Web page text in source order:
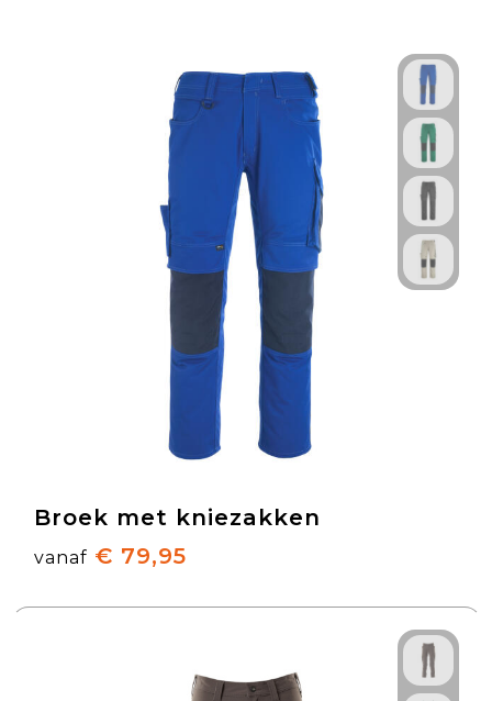
Broek met kniezakken
vanaf € 79,95